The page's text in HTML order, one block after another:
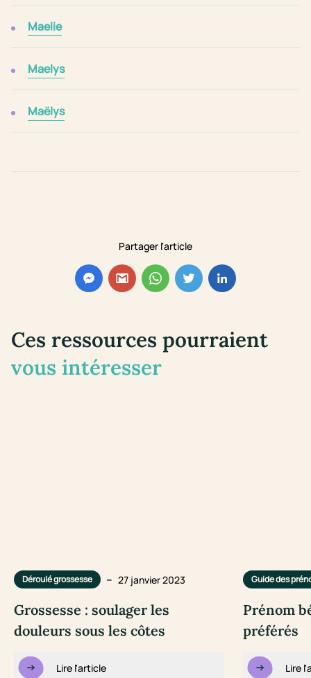
Partager l'article
Maelie
Maelys
Maëlys
Ces ressources pourraient
vous intéresser
Déroulé grossesse – 27 janvier 2023
Grossesse : soulager les
douleurs sous les côtes
Lire l'article
Guide des
Prénom
préférés
Lire